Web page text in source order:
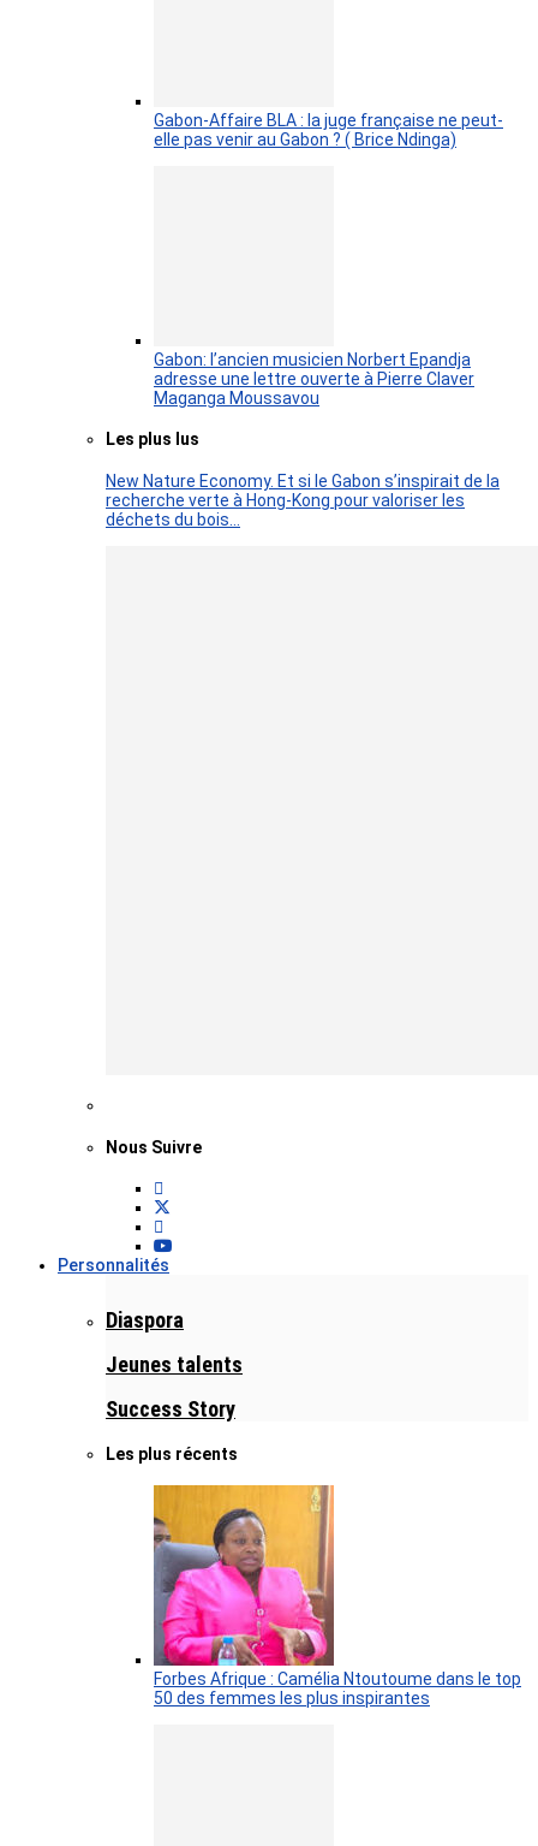
Gabon-Affaire BLA : la juge française ne peut-
elle pas venir au Gabon ? ( Brice Ndinga)
Gabon: l’ancien musicien Norbert Epandja
adresse une lettre ouverte à Pierre Claver
Maganga Moussavou
Les plus lus
New Nature Economy. Et si le Gabon s’inspirait de la
recherche verte à Hong-Kong pour valoriser les
déchets du bois…
Nous Suivre
Personnalités
Diaspora
Jeunes talents
Success Story
Les plus récents
Forbes Afrique : Camélia Ntoutoume dans le top
50 des femmes les plus inspirantes